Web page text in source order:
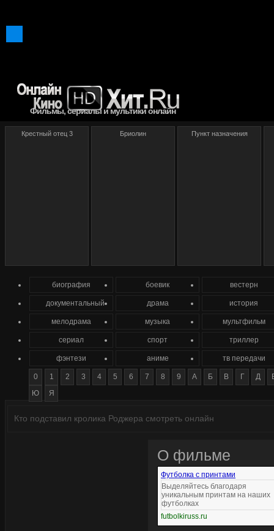
Фильмы, сериалы и мультики онлайн
Кто подставил кролика Роджера смотреть онлайн
О фильме
Футболка с принтами
Выделяйтесь благодаря
уникальным принтам на наших
футболках
futbolkiruss.ru
биография боевик вестерн
документальный драма история
мелодрама музыка мультфильм
сериал спорт триллер
фэнтези аниме тв передачи
0 1 2 3 4 5 6 7 8 9 А Б В Г Д
Ю
Я
Крестный отец 3 Бриолин Пункт назначения